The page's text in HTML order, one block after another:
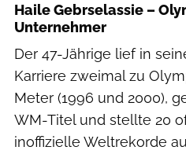
Haile Gebrselassie –
Unternehmer
Der 47-Jährige lief in
Karriere zweimal zu
Meter (1996 und 2000),
WM-Titel und stellte 20
inoffizielle Weltrekorde